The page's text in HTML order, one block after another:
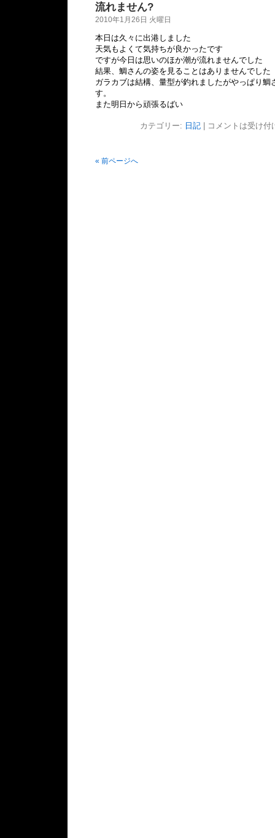
流れません?
2010年1月26日 火曜日
本日は久々に出港しました
天気もよくて気持ちが良かったです
ですが今日は思いのほか潮が流れませんでした
結果、鯛さんの姿を見ることはありませんでした
ガラカブは結構、量型が釣れましたがやっぱり鯛
す。
また明日から頑張るばい
カテゴリー: 日記| コメントは受け付
« 前ページへ